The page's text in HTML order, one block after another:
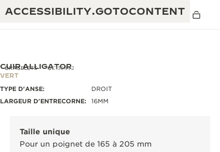
ACCESSIBILITY.GOTOCONTENT
GARANTIE JAEGER-LECOULTRE
EXCELLENCE : PLUS DE 190 ANS
INGÉNIOSITÉ : PLUS DE 1 400 CALIBRES
BRACELETS QC1364V2
CUIR ALLIGATOR
VERT
TYPE D'ANSE:
DROIT
LARGEUR D'ENTRECORNE:
16MM
Taille unique
Pour un poignet de 165 à 205 mm